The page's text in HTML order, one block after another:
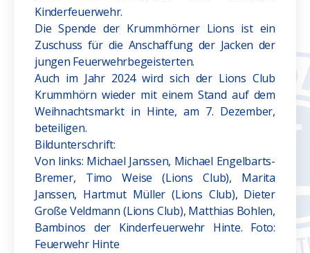
Kinderfeuerwehr.
Die Spende der Krummhörner Lions ist ein
Zuschuss für die Anschaffung der Jacken der
jungen Feuerwehrbegeisterten.
Auch im Jahr 2024 wird sich der Lions Club
Krummhörn wieder mit einem Stand auf dem
Weihnachtsmarkt in Hinte, am 7. Dezember,
beteiligen.
Bildunterschrift:
Von links: Michael Janssen, Michael Engelbarts-
Bremer, Timo Weise (Lions Club), Marita
Janssen, Hartmut Müller (Lions Club), Dieter
Große Veldmann (Lions Club), Matthias Bohlen,
Bambinos der Kinderfeuerwehr Hinte. Foto:
Feuerwehr Hinte